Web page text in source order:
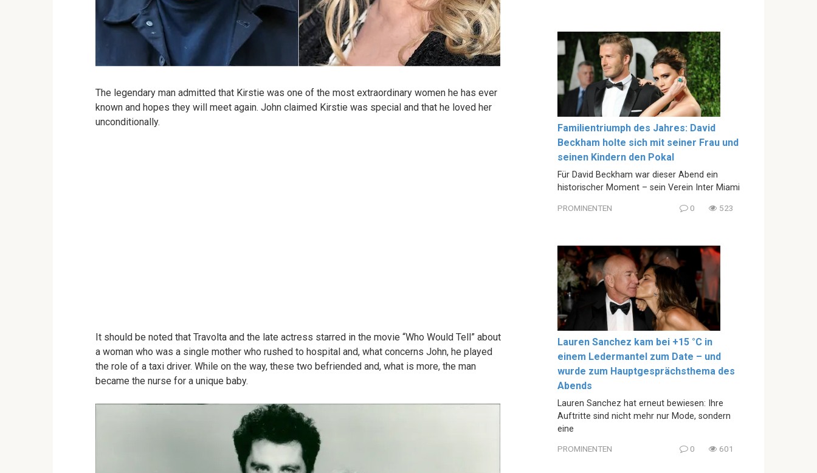
The legendary man admitted that Kirstie was one of the most extraordinary women he has ever
known and hopes they will meet again. John claimed Kirstie was special and that he loved her
unconditionally.
It should be noted that Travolta and the late actress starred in the movie “Who Would Tell” about
a woman who was a single mother who rushed to hospital and, what concerns John, he played
the role of a taxi driver. While on the way, these two befriended and, what is more, the man
became the nurse for a unique baby.
Familientriumph des Jahres: David
Beckham holte sich mit seiner Frau und
seinen Kindern den Pokal
Für David Beckham war dieser Abend ein
historischer Moment – sein Verein Inter Miami
PROMINENTEN 0 523
Lauren Sanchez kam bei +15 °C in
einem Ledermantel zum Date – und
wurde zum Hauptgesprächsthema des
Abends
Lauren Sanchez hat erneut bewiesen: Ihre
Auftritte sind nicht mehr nur Mode, sondern
eine
PROMINENTEN 0 601